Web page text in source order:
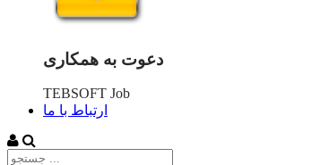
دعوت به همکاری
TEBSOFT Job
ارتباط با ما